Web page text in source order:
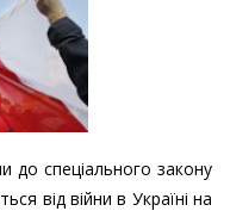
до спеціального закону
від війни в Україні на